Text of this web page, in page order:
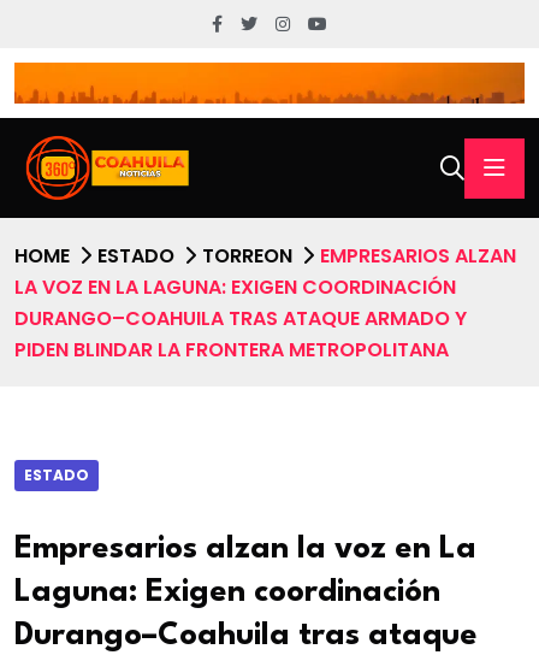
HOME ESTADO TORREON
EMPRESARIOS ALZAN
LA VOZ EN LA LAGUNA: EXIGEN COORDINACIÓN
DURANGO–COAHUILA TRAS ATAQUE ARMADO Y
PIDEN BLINDAR LA FRONTERA METROPOLITANA
ESTADO
Empresarios alzan la voz en La
Laguna: Exigen coordinación
Durango–Coahuila tras ataque